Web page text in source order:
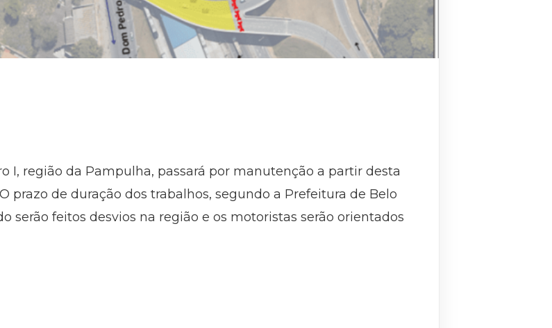
I, região da Pampulha, passará por manutenção a partir desta
prazo de duração dos trabalhos, segundo a Prefeitura de Belo
serão feitos desvios na região e os motoristas serão orientados